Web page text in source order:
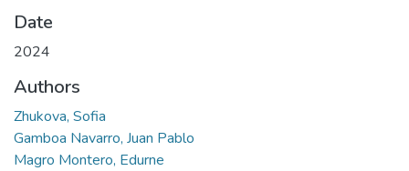
Date
2024
Authors
Zhukova, Sofia
Gamboa Navarro, Juan Pablo
Magro Montero, Edurne